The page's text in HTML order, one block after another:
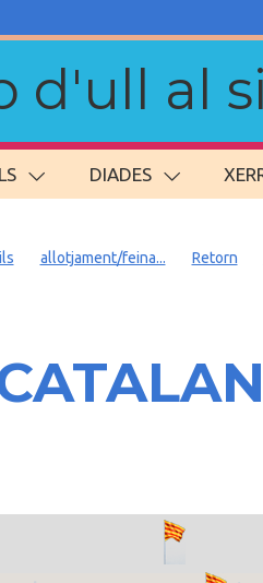
d'ull al
DIADES
allotjament/feina... Retorn